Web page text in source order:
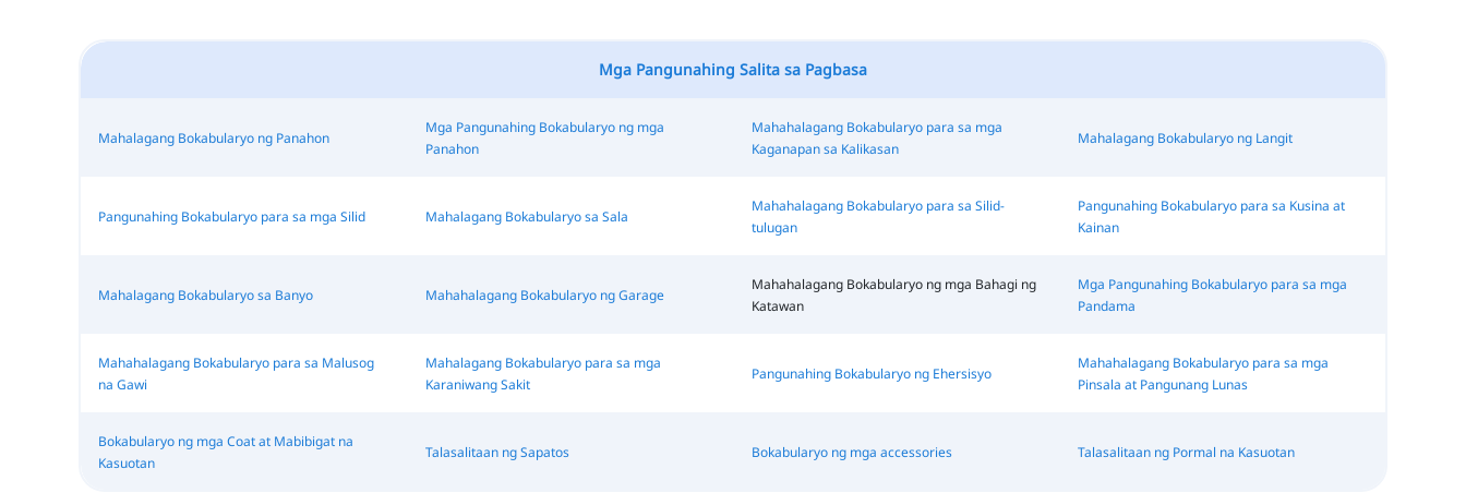
Mga Pangunahing Salita sa Pagbasa
Mahalagang Bokabularyo ng Panahon
Mga Pangunahing Bokabularyo ng mga
Panahon
Mahahalagang Bokabularyo para sa mga
Kaganapan sa Kalikasan
Mahalagang Bokabularyo ng Langit
Pangunahing Bokabularyo para sa mga Silid Mahalagang Bokabularyo sa Sala
Mahahalagang Bokabularyo para sa Silid-
tulugan
Pangunahing Bokabularyo para sa Kusina at
Kainan
Mahalagang Bokabularyo sa Banyo Mahahalagang Bokabularyo ng Garage
Mahahalagang Bokabularyo ng mga Bahagi ng
Katawan
Mga Pangunahing Bokabularyo para sa mga
Pandama
Mahahalagang Bokabularyo para sa Malusog
na Gawi
Mahalagang Bokabularyo para sa mga
Karaniwang Sakit
Pangunahing Bokabularyo ng Ehersisyo
Mahahalagang Bokabularyo para sa mga
Pinsala at Pangunang Lunas
Bokabularyo ng mga Coat at Mabibigat na
Kasuotan
Talasalitaan ng Sapatos Bokabularyo ng mga accessories Talasalitaan ng Pormal na Kasuotan